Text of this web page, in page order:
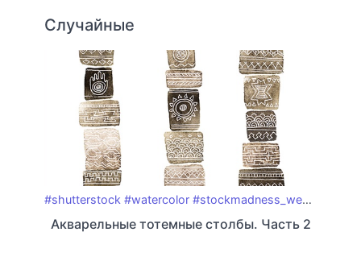
Случайные
#shutterstock #watercolor #stockmadness_week25
Акварельные тотемные столбы. Часть 2